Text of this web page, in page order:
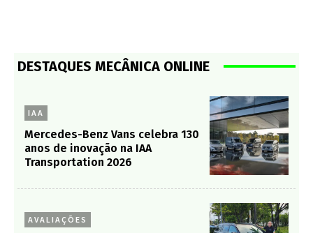
DESTAQUES MECÂNICA ONLINE
IAA
Mercedes-Benz Vans celebra 130
anos de inovação na IAA
Transportation 2026
AVALIAÇÕES